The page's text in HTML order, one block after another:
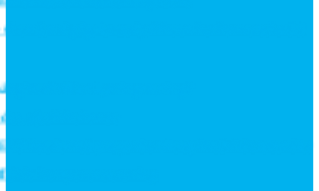
den rigtige batteripakke en konkurrencefordel
hvilken løsning mening?
øjet ikke kan se
serie med proportionale trykreduktionsventiler
komponentrensning